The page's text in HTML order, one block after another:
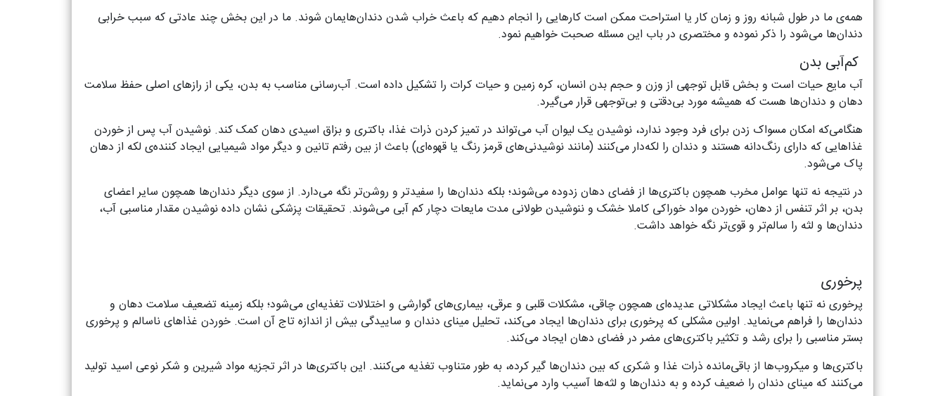
همه‌ی ما در طول شبانه روز و زمان کار یا استراحت ممکن است کارهایی را انجام دهیم که باعث خراب شدن دندان‌هایمان شوند. ما در این بخش چند عادتی که سبب خرابی
دندان‌ها می‌شود را ذکر نموده و مختصری در باب این مسئله صحبت خواهیم نمود.
کم‌آبی بدن
آب مایع حیات است و بخش قابل توجهی از وزن و حجم بدن انسان، کره زمین و حیات کرات را تشکیل داده است. آب‌رسانی مناسب به بدن، یکی از رازهای اصلی حفظ سلامت
دهان و دندان‌ها هست که همیشه مورد بی‌دقتی و بی‌توجهی قرار می‌گیرد.
هنگامی‌که امکان مسواک زدن برای فرد وجود ندارد، نوشیدن یک لیوان آب می‌تواند در تمیز کردن ذرات غذا، باکتری و بزاق اسیدی دهان کمک کند. نوشیدن آب پس از خوردن
غذاهایی که دارای رنگ‌دانه هستند و دندان را لکه‌دار می‌کنند (مانند نوشیدنی‌های قرمز رنگ یا قهوه‌ای) باعث از بین رفتم تانین و دیگر مواد شیمیایی ایجاد کننده‌ی لکه از دهان
پاک می‌شود.
در نتیجه نه تنها عوامل مخرب همچون باکتری‌ها از فضای دهان زدوده می‌شوند؛ بلکه دندان‌ها را سفیدتر و روشن‌تر نگه می‌دارد. از سوی دیگر دندان‌ها همچون سایر اعضای
بدن، بر اثر تنفس از دهان، خوردن مواد خوراکی کاملا خشک و ننوشیدن طولانی مدت مایعات دچار کم آبی می‌شوند. تحقیقات پزشکی نشان داده نوشیدن مقدار مناسبی آب،
دندان‌ها و لثه را سالم‌تر و قوی‌تر نگه خواهد داشت.
پرخوری
پرخوری نه تنها باعث ایجاد مشکلاتی عدیده‌ای همچون چاقی، مشکلات قلبی و عرقی، بیماری‌های گوارشی و اختلالات تغذیه‌ای می‌شود؛ بلکه زمینه تضعیف سلامت دهان و
دندان‌ها را فراهم می‌نماید. اولین مشکلی که پرخوری برای دندان‌ها ایجاد می‌کند، تحلیل مینای دندان و ساییدگی بیش از اندازه تاج آن است. خوردن غذاهای ناسالم و پرخوری
بستر مناسبی را برای رشد و تکثیر باکتری‌های مضر در فضای دهان ایجاد می‌کند.
باکتری‌ها و میکروب‌ها از باقی‌مانده ذرات غذا و شکری که بین دندان‌ها گیر کرده، به طور متناوب تغذیه می‌کنند. این باکتری‌ها در اثر تجزیه مواد شیرین و شکر نوعی اسید تولید
می‌کنند که مینای دندان را ضعیف کرده و به دندان‌ها و لثه‌ها آسیب وارد می‌نماید.